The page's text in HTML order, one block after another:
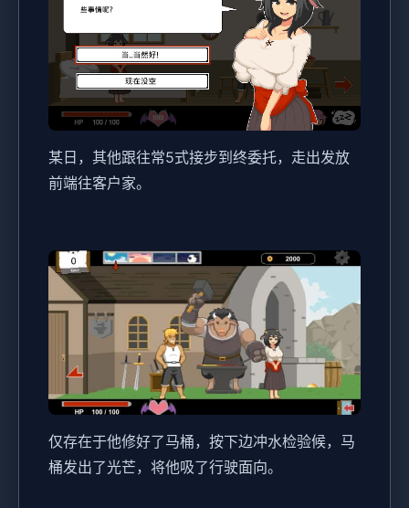
某日，其他跟往常5式接步到终委托，走出发放
前端往客户家。
仅存在于他修好了马桶，按下边冲水检验候，马
桶发出了光芒，将他吸了行驶面向。